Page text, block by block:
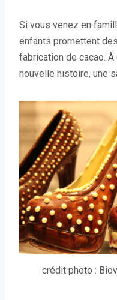
Si vous venez en
enfants promettent
fabrication de cacao. À
nouvelle histoire, une
crédit photo :